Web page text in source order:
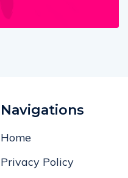
Navigations
Home
Privacy Policy